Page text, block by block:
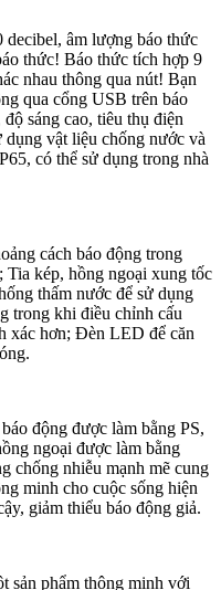
âm lượng báo thức
thức! Báo thức tích hợp 9
nhau thông qua nút! Bạn
qua cổng USB trên báo
sáng cao, tiêu thụ điện
vật liệu chống nước và
có thể sử dụng trong nhà
cách báo động trong
kép, hồng ngoại xung tốc
thấm nước để sử dụng
trong khi điều chỉnh cấu
xác hơn; Đèn LED để căn
động được làm bằng PS,
ngoại được làm bằng
chống nhiễu mạnh mẽ cung
minh cho cuộc sống hiện
giảm thiểu báo động giả.
sản phẩm thông minh với